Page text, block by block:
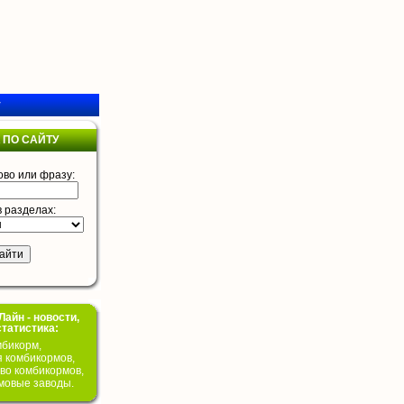
САЙТУ
или фразу:
разделах:
- новости,
комбикормов,
комбикормов,
заводы.